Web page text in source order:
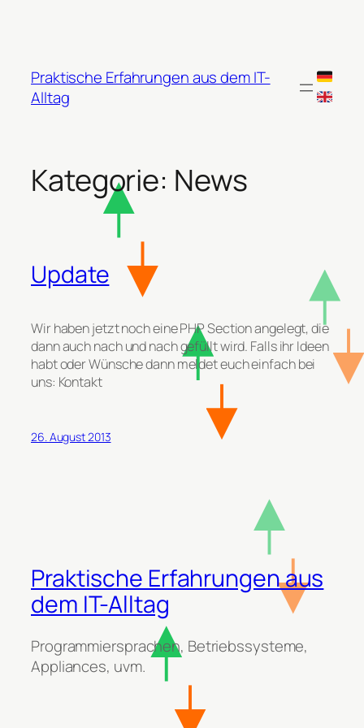
Praktische Erfahrungen aus dem IT-
Alltag
Kategorie: News
Update
Wir haben jetzt noch eine PHP Section angelegt, die
dann auch nach und nach gefüllt wird. Falls ihr Ideen
habt oder Wünsche dann meldet euch einfach bei
uns: Kontakt
26. August 2013
Praktische Erfahrungen aus
dem IT-Alltag
Programmiersprachen, Betriebssysteme,
Appliances, uvm.